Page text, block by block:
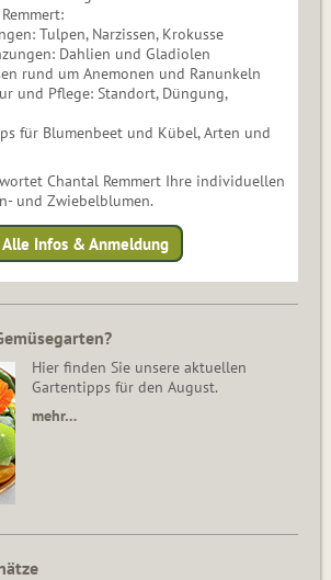
Tulpen, Narzissen, Krokusse
Dahlien und Gladiolen
rund um Anemonen und Ranunkeln
und Pflege: Standort, Düngung,
für Blumenbeet und Kübel, Arten und
Chantal Remmert Ihre individuellen
und Zwiebelblumen.
Alle Infos & Anmeldung
Hier finden Sie unsere aktuellen
Gartentipps für den August.
mehr…